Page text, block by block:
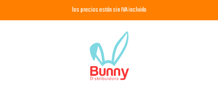
los precios están sin IVA incluido